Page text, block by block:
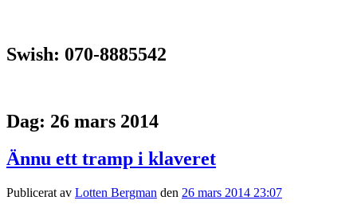
Swish: 070-8885542
Dag: 26 mars 2014
Ännu ett tramp i klaveret
Publicerat av Lotten Bergman den 26 mars 2014 23:07